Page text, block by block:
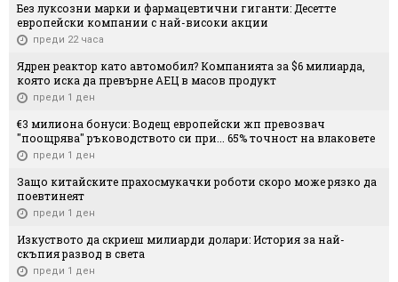
Без луксозни марки и фармацевтични гиганти: Десетте
европейски компании с най-високи акции
преди 22 часа
Ядрен реактор като автомобил? Компанията за $6 милиарда,
която иска да превърне АЕЦ в масов продукт
преди 1 ден
€3 милиона бонуси: Водещ европейски жп превозвач
"поощрява" ръководството си при... 65% точност на влаковете
преди 1 ден
Защо китайските прахосмукачки роботи скоро може рязко да
поевтинеят
преди 1 ден
Изкуството да скриеш милиарди долари: История за най-
скъпия развод в света
преди 1 ден